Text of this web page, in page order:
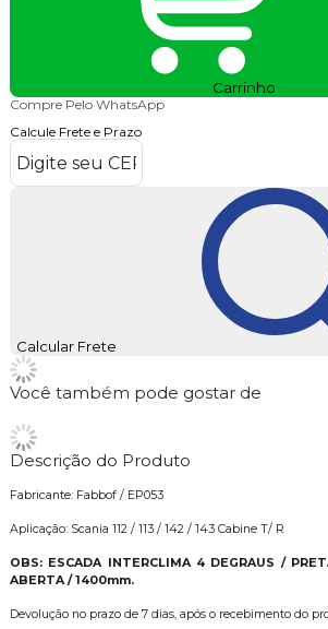
Carrinho
Compre Pelo WhatsApp
Calcule Frete e Prazo
Calcular Frete
Você também pode gostar de
Descrição do Produto
Fabricante: Fabbof / EP053
Aplicação: Scania 112 / 113 / 142 / 143 Cabine T/ R
OBS: ESCADA INTERCLIMA 4 DEGRAUS /
ABERTA / 1400mm.
Devolução no prazo de 7 dias, após o recebimento do